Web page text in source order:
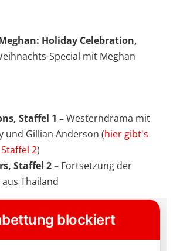
Holiday Celebration,
Special mit Meghan
Staffel 1 –Westerndrama mit
und Gillian Anderson (hier gibt's
2)
Staffel 2 – Fortsetzung der
Thailand